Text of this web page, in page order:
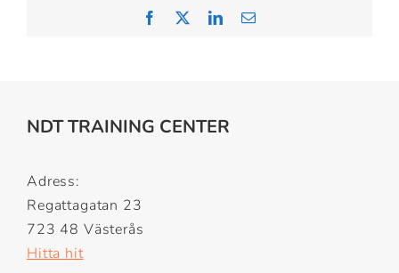
Facebook LinkedIn
Email
NDT TRAINING CENTER
Adress:
Regattagatan 23
723 48 Västerås
Hitta hit